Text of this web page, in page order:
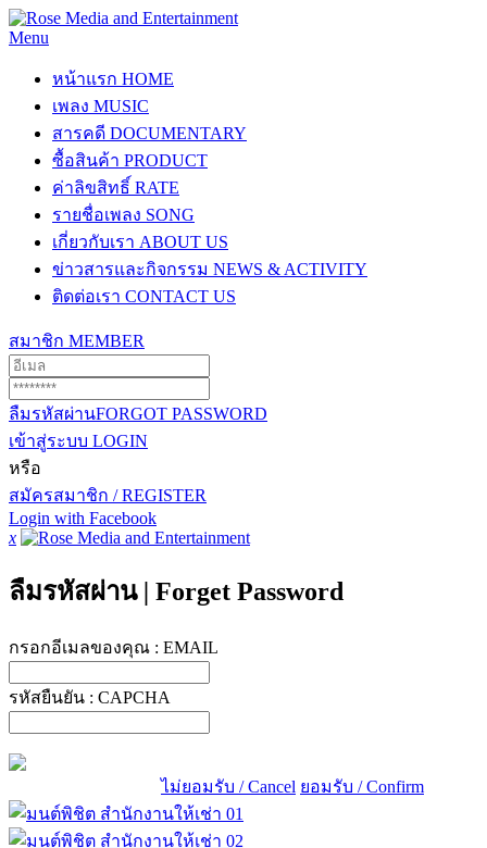
Menu
หน้าแรก HOME
เพลง MUSIC
สารคดี DOCUMENTARY
ซื้อสินค้า PRODUCT
ค่าลิขสิทธิ์ RATE
รายชื่อเพลง SONG
เกี่ยวกับเรา ABOUT US
ข่าวสารและกิจกรรม NEWS & ACTIVITY
ติดต่อเรา CONTACT US
สมาชิก MEMBER
ลืมรหัสผ่านFORGOT PASSWORD
เข้าสู่ระบบ LOGIN
หรือ
สมัครสมาชิก / REGISTER
Login with Facebook
x
ลืมรหัสผ่าน | Forget Password
กรอกอีเมลของคุณ : EMAIL
รหัสยืนยัน : CAPCHA
ไม่ยอมรับ / Cancel ยอมรับ / Confirm